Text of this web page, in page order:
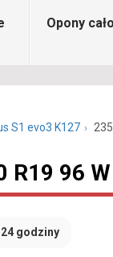
Opony
S1 evo3 K127
R19 96
24 godziny